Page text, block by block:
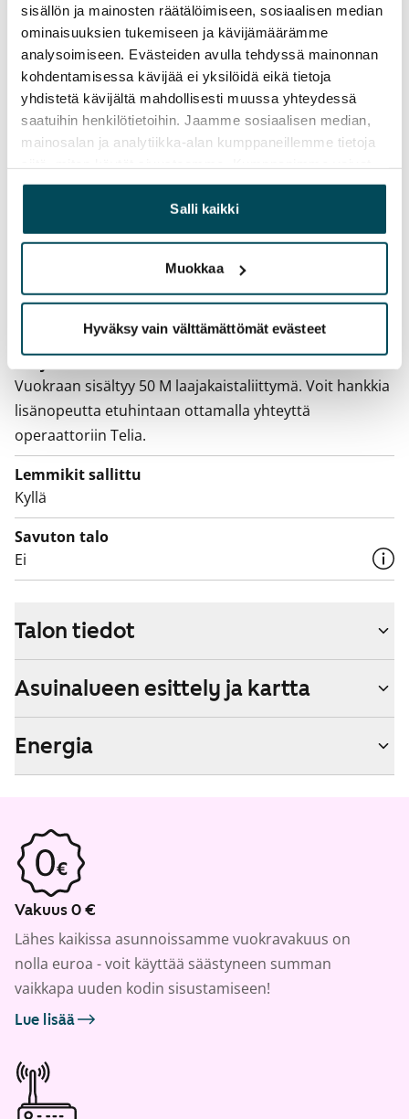
sisällön ja mainosten räätälöimiseen, sosiaalisen median
ominaisuuksien tukemiseen ja kävijämäärämme
analysoimiseen. Evästeiden avulla tehdyssä mainonnan
kohdentamisessa kävijää ei yksilöidä eikä tietoja
yhdistetä kävijältä mahdollisesti muussa yhteydessä
saatuihin henkilötietoihin. Jaamme sosiaalisen median,
mainosalan ja analytiikka-alan kumppaneillemme tietoja
yhdistää näitä tietoja muihin tietoihin, joita olet antanut
heille tai joita on kerätty, kun olet käyttänyt heidän
palvelujaan.
Salli kaikki
Muokkaa
Hyväksy vain välttämättömät evästeet
Toistaiseksi voimassa oleva, minimi asumisaika
12 kk
Irtisanomis­mahdollisuus
12 kk vuokrasopimuksesta tai sopimussakolla
aiemmin
Pakollinen, ei sisälly vuokraan
Vesimaksu
Sähkömaksu
Vuokralainen solmii itse sähkösopimuksen.
Vuokraan sisältyy 50 M laajakaistaliittymä. Voit hankkia
lisänopeutta etuhintaan ottamalla yhteyttä
operaattoriin Telia.
Lemmikit sallittu
Kyllä
Savuton talo
Ei
Talon tiedot
Asuinalueen esittely ja kartta
Energia
Vakuus 0 €
Lähes kaikissa asunnoissamme vuokravakuus on
nolla euroa - voit käyttää säästyneen summan
vaikkapa uuden kodin sisustamiseen!
Lue lisää